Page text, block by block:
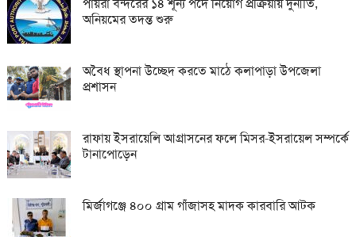
পায়রা বন্দরের ১৪ শূন্য পদে নিয়োগ প্রক্রিয়ায় দুর্নীতি,
অনিয়মের তদন্ত শুরু
অবৈধ স্থাপনা উচ্ছেদ করতে মাঠে কলাপাড়া উপজেলা
প্রশাসন
রাফায় ইসরায়েলি আগ্রাসনের ফলে মিসর-ইসরায়েল সম্পর্কে
টানাপোড়েন
মির্জাগঞ্জে ৪০০ গ্রাম গাঁজাসহ মাদক কারবারি আটক